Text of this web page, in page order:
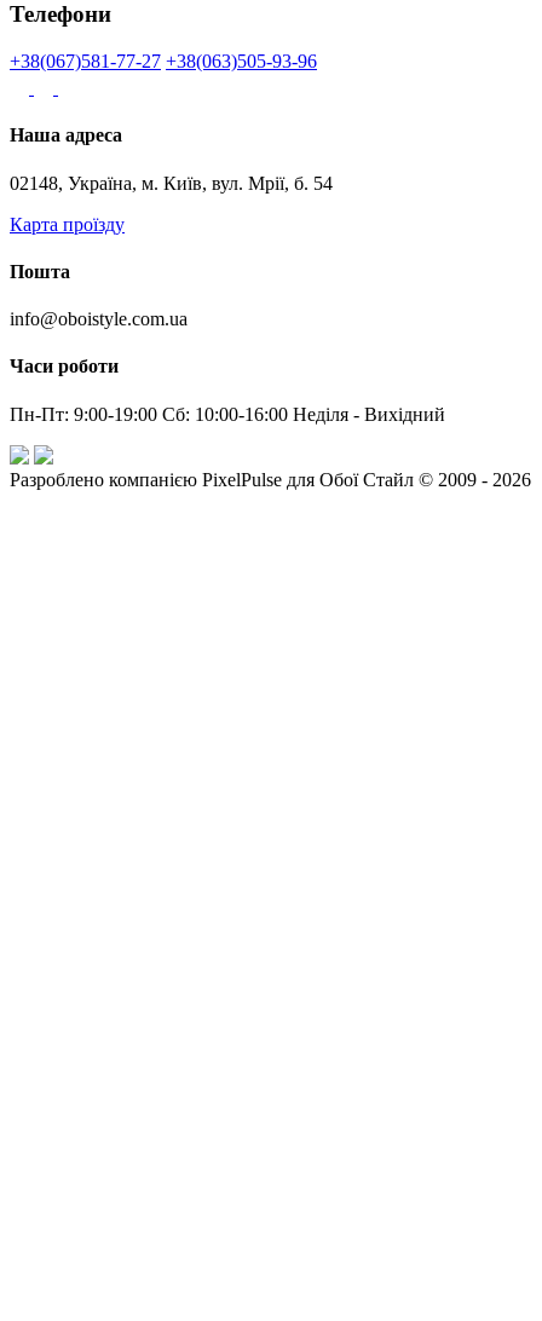
Телефони
+38(067)581-77-27 +38(063)505-93-96
Наша адреса
02148, Україна, м. Київ, вул. Мрії, б. 54
Карта проїзду
Пошта
info@oboistyle.com.ua
Часи роботи
Пн-Пт: 9:00-19:00 Сб: 10:00-16:00 Неділя - Вихідний
Разроблено компанією PixelPulse для Обої Стайл © 2009 - 2026